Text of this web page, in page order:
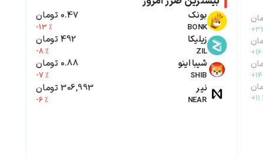
+16
+14
+11
بونک
BONK
0.47 تومان
-13 %
زیلیکا
ZIL
492 تومان
-8 %
شیبا اینو
SHIB
0.88 تومان
-7 %
نیر
NEAR
306,993 تومان
-6 %